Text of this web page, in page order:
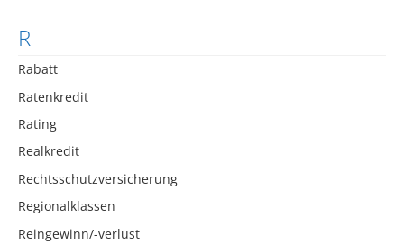
R
Rabatt
Ratenkredit
Rating
Realkredit
Rechtsschutzversicherung
Regionalklassen
Reingewinn/-verlust